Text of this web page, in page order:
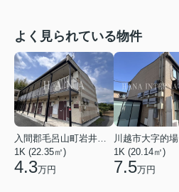
よく見られている物件
入間郡毛呂山町岩井西１丁目
1K (22.35㎡)
4.3万円
川越市大字的場
1K (20.14㎡)
7.5万円